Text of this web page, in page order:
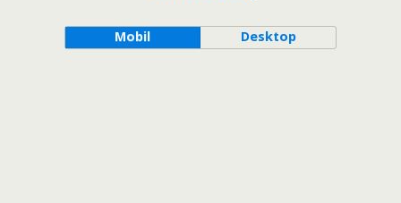
Mobil Desktop